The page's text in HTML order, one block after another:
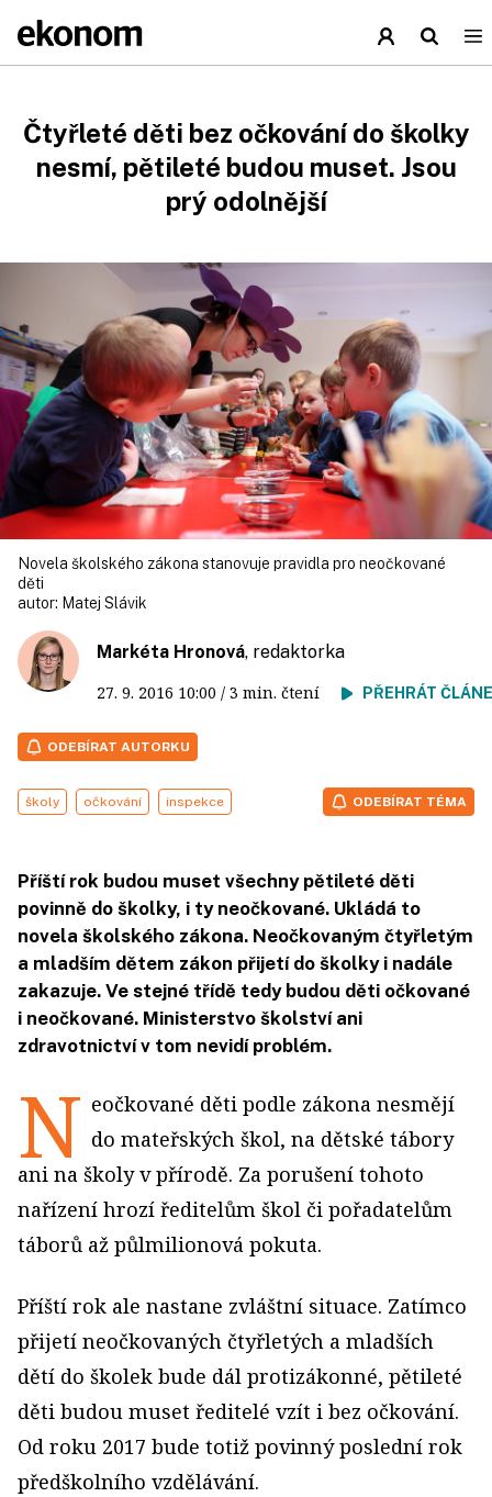
Čtyřleté děti bez očkování do školky
nesmí, pětileté budou muset. Jsou
prý odolnější
Novela školského zákona stanovuje pravidla pro neočkované
děti
autor: Matej Slávik
Markéta Hronová, redaktorka
27. 9. 2016 10:00 / 3 min. čtení PŘEHRÁT
ODEBÍRAT AUTORKU
školy očkování inspekce ODEBÍRAT TÉMA
Příští rok budou muset všechny pětileté děti
povinně do školky, i ty neočkované. Ukládá to
novela školského zákona. Neočkovaným čtyřletým
a mladším dětem zákon přijetí do školky i nadále
zakazuje. Ve stejné třídě tedy budou děti očkované
i neočkované. Ministerstvo školství ani
zdravotnictví v tom nevidí problém.
N eočkované děti podle zákona nesmějí
do mateřských škol, na dětské tábory
ani na školy v přírodě. Za porušení tohoto
nařízení hrozí ředitelům škol či pořadatelům
táborů až půlmilionová pokuta.
Příští rok ale nastane zvláštní situace. Zatímco
přijetí neočkovaných čtyřletých a mladších
dětí do školek bude dál protizákonné, pětileté
děti budou muset ředitelé vzít i bez očkování.
Od roku 2017 bude totiž povinný poslední rok
předškolního vzdělávání.